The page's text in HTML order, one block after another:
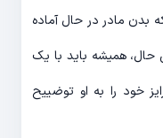
بدن مادر در حال آماده
حال، همیشه باید با یک
خود را به او توضییح